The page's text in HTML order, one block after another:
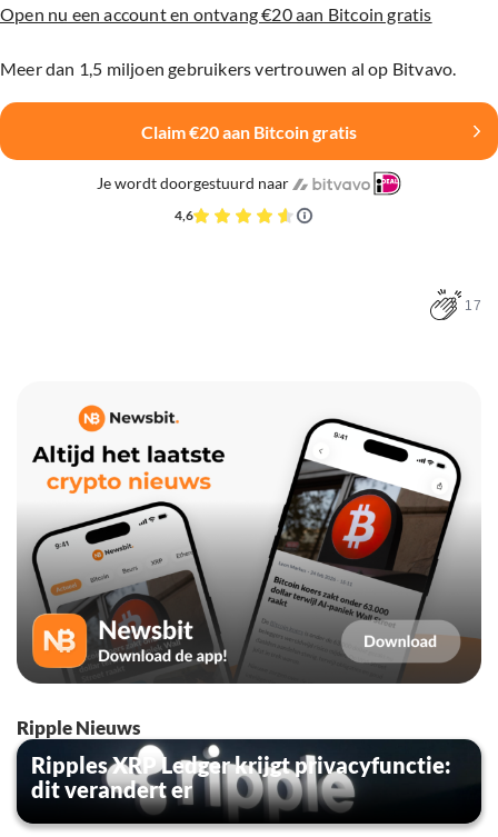
Open nu een account en ontvang €20 aan Bitcoin gratis
Meer dan 1,5 miljoen gebruikers vertrouwen al op Bitvavo.
Claim €20 aan Bitcoin gratis
Je wordt doorgestuurd naar
4,6
17
Ripple Nieuws
Ripples XRP Ledger krijgt privacyfunctie:
dit verandert er